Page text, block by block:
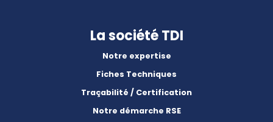
La société TDI
Notre expertise
Fiches Techniques
Traçabilité / Certification
Notre démarche RSE